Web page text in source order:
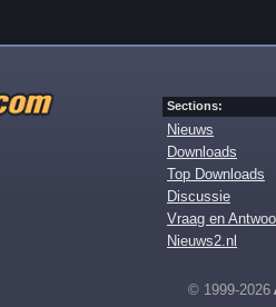
Sections:
Nieuws
Downloads
Top Downloads
Discussie
Vraag en
Nieuws2.nl
© 1999-2026